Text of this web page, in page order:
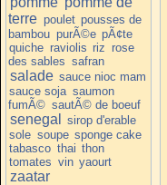
terre poulet pousses de
bambou purÃ©e pÃ¢te
quiche raviolis riz rose
des sables safran
salade sauce nioc mam
sauce soja saumon
fumÃ© sautÃ© de boeuf
senegal
sirop d'erable
sole soupe sponge cake
tabasco thai thon
tomates vin yaourt
zaatar